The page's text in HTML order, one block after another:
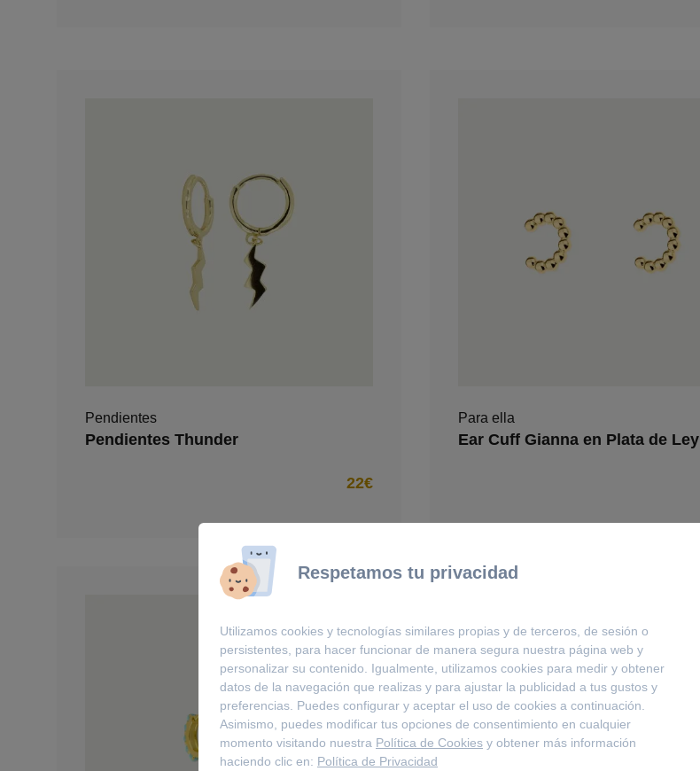
Pendientes
Pendientes Thunder
22€
Para ella
Ear Cuff Gianna en Plata de Ley
Respetamos tu privacidad
Utilizamos cookies y tecnologías similares propias y de terceros, de sesión o
persistentes, para hacer funcionar de manera segura nuestra página web y
personalizar su contenido. Igualmente, utilizamos cookies para medir y obtener
datos de la navegación que realizas y para ajustar la publicidad a tus gustos y
preferencias. Puedes configurar y aceptar el uso de cookies a continuación.
Asimismo, puedes modificar tus opciones de consentimiento en cualquier
momento visitando nuestra Política de Cookies y obtener más información
haciendo clic en: Política de Privacidad